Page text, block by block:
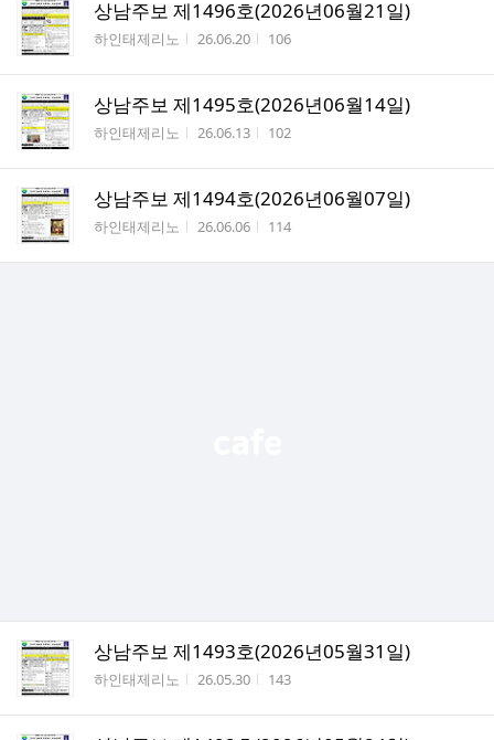
상남주보 제1496호(2026년06월21일)
작성자
하인태제리노 작성시간
26.06.20 조회수
106
상남주보 제1495호(2026년06월14일)
작성자
하인태제리노 작성시간
26.06.13 조회수
102
상남주보 제1494호(2026년06월07일)
작성자
하인태제리노 작성시간
26.06.06 조회수
114
상남주보 제1493호(2026년05월31일)
작성자
하인태제리노 작성시간
26.05.30 조회수
143